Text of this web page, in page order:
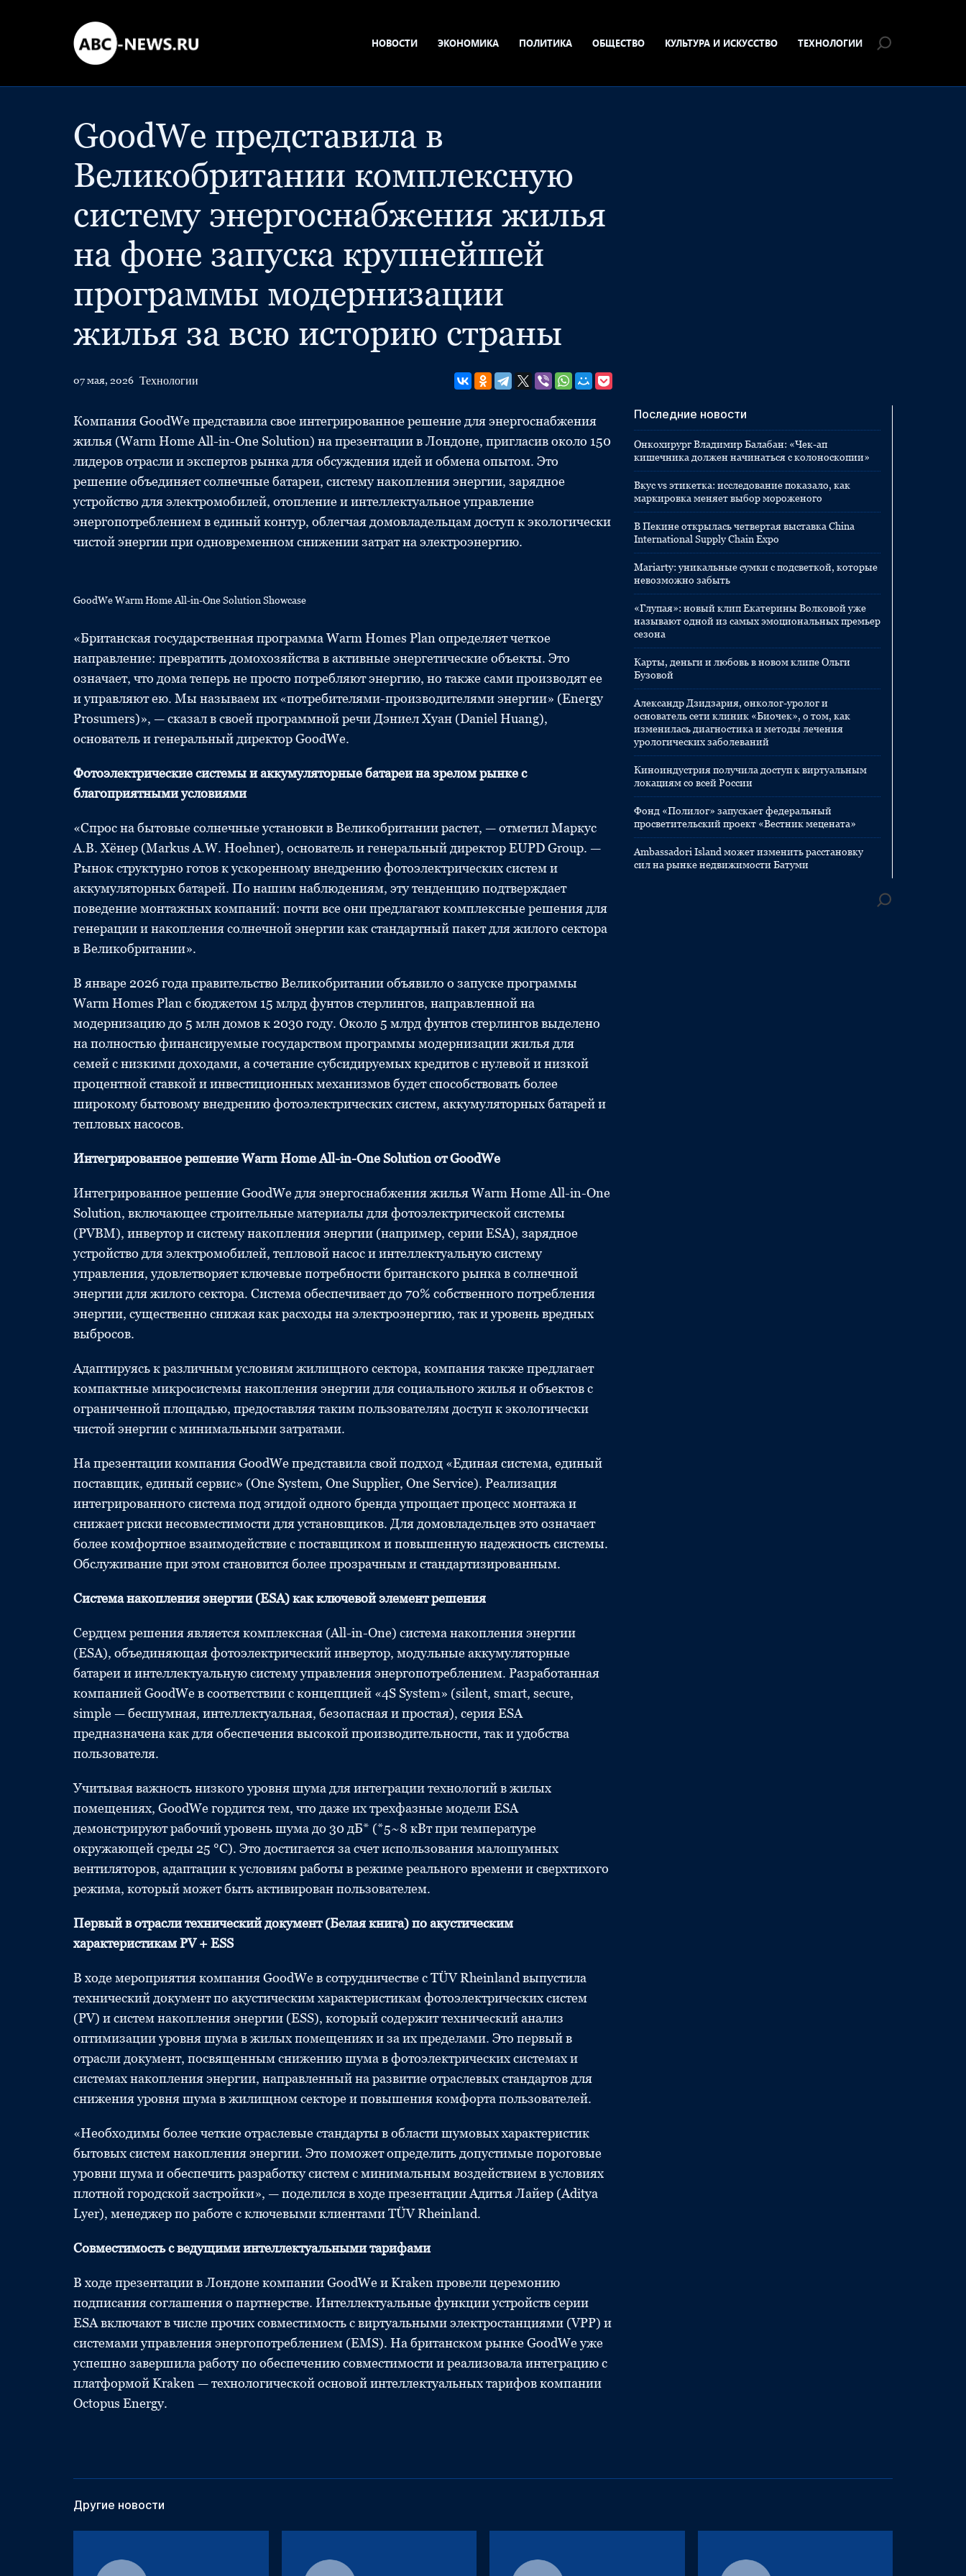
НОВОСТИ ЭКОНОМИКА ПОЛИТИКА ОБЩЕСТВО КУЛЬТУРА И ИСКУССТВО ТЕХНОЛОГИИ
GoodWe представила в
Великобритании комплексную
систему энергоснабжения жилья
на фоне запуска крупнейшей
программы модернизации
жилья за всю историю страны
07 мая, 2026 Технологии
Компания GoodWe представила свое интегрированное решение для энергоснабжения
жилья (Warm Home All-in-One Solution) на презентации в Лондоне, пригласив около 150
лидеров отрасли и экспертов рынка для обсуждения идей и обмена опытом. Это
решение объединяет солнечные батареи, систему накопления энергии, зарядное
устройство для электромобилей, отопление и интеллектуальное управление
энергопотреблением в единый контур, облегчая домовладельцам доступ к экологически
чистой энергии при одновременном снижении затрат на электроэнергию.
GoodWe Warm Home All-in-One Solution Showcase
«Британская государственная программа Warm Homes Plan определяет четкое
направление: превратить домохозяйства в активные энергетические объекты. Это
означает, что дома теперь не просто потребляют энергию, но также сами производят ее
и управляют ею. Мы называем их «потребителями-производителями энергии» (Energy
Prosumers)», — сказал в своей программной речи Дэниел Хуан (Daniel Huang),
основатель и генеральный директор GoodWe.
Фотоэлектрические системы и аккумуляторные батареи на зрелом рынке с
благоприятными условиями
«Спрос на бытовые солнечные установки в Великобритании растет, — отметил Маркус
А.В. Хёнер (Markus A.W. Hoehner), основатель и генеральный директор EUPD Group. —
Рынок структурно готов к ускоренному внедрению фотоэлектрических систем и
аккумуляторных батарей. По нашим наблюдениям, эту тенденцию подтверждает
поведение монтажных компаний: почти все они предлагают комплексные решения для
генерации и накопления солнечной энергии как стандартный пакет для жилого сектора
в Великобритании».
В январе 2026 года правительство Великобритании объявило о запуске программы
Warm Homes Plan с бюджетом 15 млрд фунтов стерлингов, направленной на
модернизацию до 5 млн домов к 2030 году. Около 5 млрд фунтов стерлингов выделено
на полностью финансируемые государством программы модернизации жилья для
семей с низкими доходами, а сочетание субсидируемых кредитов с нулевой и низкой
процентной ставкой и инвестиционных механизмов будет способствовать более
широкому бытовому внедрению фотоэлектрических систем, аккумуляторных батарей и
тепловых насосов.
Интегрированное решение Warm Home All-in-One Solution от GoodWe
Интегрированное решение GoodWe для энергоснабжения жилья Warm Home All-in-One
Solution, включающее строительные материалы для фотоэлектрической системы
(PVBM), инвертор и систему накопления энергии (например, серии ESA), зарядное
устройство для электромобилей, тепловой насос и интеллектуальную систему
управления, удовлетворяет ключевые потребности британского рынка в солнечной
энергии для жилого сектора. Система обеспечивает до 70% собственного потребления
энергии, существенно снижая как расходы на электроэнергию, так и уровень вредных
выбросов.
Адаптируясь к различным условиям жилищного сектора, компания также предлагает
компактные микросистемы накопления энергии для социального жилья и объектов с
ограниченной площадью, предоставляя таким пользователям доступ к экологически
чистой энергии с минимальными затратами.
На презентации компания GoodWe представила свой подход «Единая система, единый
поставщик, единый сервис» (One System, One Supplier, One Service). Реализация
интегрированного система под эгидой одного бренда упрощает процесс монтажа и
снижает риски несовместимости для установщиков. Для домовладельцев это означает
более комфортное взаимодействие с поставщиком и повышенную надежность системы.
Обслуживание при этом становится более прозрачным и стандартизированным.
Система накопления энергии (ESA) как ключевой элемент решения
Сердцем решения является комплексная (All-in-One) система накопления энергии
(ESA), объединяющая фотоэлектрический инвертор, модульные аккумуляторные
батареи и интеллектуальную систему управления энергопотреблением. Разработанная
компанией GoodWe в соответствии с концепцией «4S System» (silent, smart, secure,
simple — бесшумная, интеллектуальная, безопасная и простая), серия ESA
предназначена как для обеспечения высокой производительности, так и удобства
пользователя.
Учитывая важность низкого уровня шума для интеграции технологий в жилых
помещениях, GoodWe гордится тем, что даже их трехфазные модели ESA
демонстрируют рабочий уровень шума до 30 дБ* (*5~8 кВт при температуре
окружающей среды 25 °C). Это достигается за счет использования малошумных
вентиляторов, адаптации к условиям работы в режиме реального времени и сверхтихого
режима, который может быть активирован пользователем.
Первый в отрасли технический документ (Белая книга) по акустическим
характеристикам PV + ESS
В ходе мероприятия компания GoodWe в сотрудничестве с TÜV Rheinland выпустила
технический документ по акустическим характеристикам фотоэлектрических систем
(PV) и систем накопления энергии (ESS), который содержит технический анализ
оптимизации уровня шума в жилых помещениях и за их пределами. Это первый в
отрасли документ, посвященным снижению шума в фотоэлектрических системах и
системах накопления энергии, направленный на развитие отраслевых стандартов для
снижения уровня шума в жилищном секторе и повышения комфорта пользователей.
«Необходимы более четкие отраслевые стандарты в области шумовых характеристик
бытовых систем накопления энергии. Это поможет определить допустимые пороговые
уровни шума и обеспечить разработку систем с минимальным воздействием в условиях
плотной городской застройки», — поделился в ходе презентации Адитья Лайер (Aditya
Lyer), менеджер по работе с ключевыми клиентами TÜV Rheinland.
Совместимость с ведущими интеллектуальными тарифами
В ходе презентации в Лондоне компании GoodWe и Kraken провели церемонию
подписания соглашения о партнерстве. Интеллектуальные функции устройств серии
ESA включают в числе прочих совместимость с виртуальными электростанциями (VPP) и
системами управления энергопотреблением (EMS). На британском рынке GoodWe уже
успешно завершила работу по обеспечению совместимости и реализовала интеграцию с
платформой Kraken — технологической основой интеллектуальных тарифов компании
Octopus Energy.
Последние новости
Онкохирург Владимир Балабан: «Чек-ап
кишечника должен начинаться с колоноскопии»
Вкус vs этикетка: исследование показало, как
маркировка меняет выбор мороженого
В Пекине открылась четвертая выставка China
International Supply Chain Expo
Mariarty: уникальные сумки с подсветкой, которые
невозможно забыть
«Глупая»: новый клип Екатерины Волковой уже
называют одной из самых эмоциональных премьер
сезона
Карты, деньги и любовь в новом клипе Ольги
Бузовой
Александр Дзидзария, онколог-уролог и
основатель сети клиник «Биочек», о том, как
изменилась диагностика и методы лечения
урологических заболеваний
Киноиндустрия получила доступ к виртуальным
локациям со всей России
Фонд «Полилог» запускает федеральный
просветительский проект «Вестник мецената»
Ambassadori Island может изменить расстановку
сил на рынке недвижимости Батуми
Другие новости